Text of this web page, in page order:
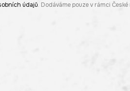
údajů. Dodáváme pouze v rámci